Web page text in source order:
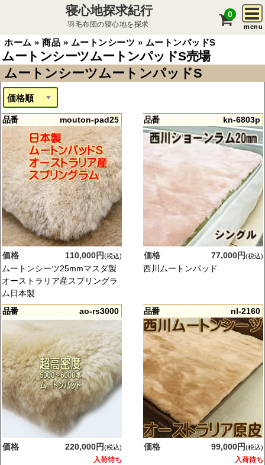
寝心地探求紀行
羽毛布団の寝心地を探求
0
menu
ホーム » 商品 » ムートンシーツ » ムートンパッドS
ムートンシーツムートンパッドS売場
ムートンシーツムートンパッドS
品番 mouton-pad25
価格 110,000円(税込)
ムートンシーツ25mmマスダ製
オーストラリア産スプリングラ
ム日本製
品番 kn-6803p
価格 77,000円(税込)
西川ムートンパッド
品番 ao-rs3000
価格 220,000円(税込)
入荷待ち
品番 nl-2160
価格 99,000円(税込)
入荷待ち